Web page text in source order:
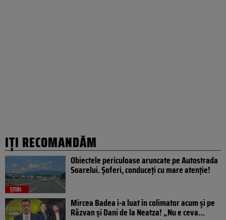
IȚI RECOMANDĂM
ȘTIRI
Obiectele periculoase aruncate pe Autostrada
Soarelui. Șoferi, conduceți cu mare atenție!
Mircea Badea i-a luat în colimator acum și pe
Răzvan și Dani de la Neatza! „Nu e ceva…